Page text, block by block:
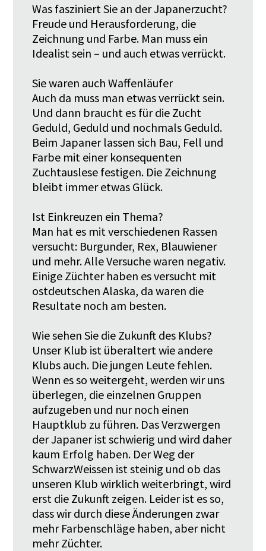
Was fasziniert Sie an der Japanerzucht?
Freude und Herausforderung, die
Zeichnung und Farbe. Man muss ein
Idealist sein – und auch etwas verrückt.
Sie waren auch Waffenläufer
Auch da muss man etwas verrückt sein.
Und dann braucht es für die Zucht
Geduld, Geduld und nochmals Geduld.
Beim Japaner lassen sich Bau, Fell und
Farbe mit einer konsequenten
Zuchtauslese festigen. Die Zeichnung
bleibt immer etwas Glück.
Ist Einkreuzen ein Thema?
Man hat es mit verschiedenen Rassen
versucht: Burgunder, Rex, Blauwiener
und mehr. Alle Versuche waren negativ.
Einige Züchter haben es versucht mit
ostdeutschen Alaska, da waren die
Resultate noch am besten.
Wie sehen Sie die Zukunft des Klubs?
Unser Klub ist überaltert wie andere
Klubs auch. Die jungen Leute fehlen.
Wenn es so weitergeht, werden wir uns
überlegen, die einzelnen Gruppen
aufzugeben und nur noch einen
Hauptklub zu führen. Das Verzwergen
der Japaner ist schwierig und wird daher
kaum Erfolg haben. Der Weg der
SchwarzWeissen ist steinig und ob das
unseren Klub wirklich weiterbringt, wird
erst die Zukunft zeigen. Leider ist es so,
dass wir durch diese Änderungen zwar
mehr Farbenschläge haben, aber nicht
mehr Züchter.